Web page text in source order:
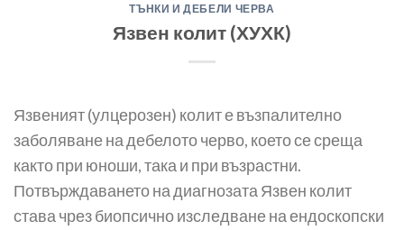
ТЪНКИ И ДЕБЕЛИ ЧЕРВА
Язвен колит (ХУХК)
Язвеният (улцерозен) колит е възпалително
заболяване на дебелото черво, което се среща
както при юноши, така и при въз­растни.
Потвърждаването на диагнозата Язвен колит
става чрез биопсично изследване на ендоскопски